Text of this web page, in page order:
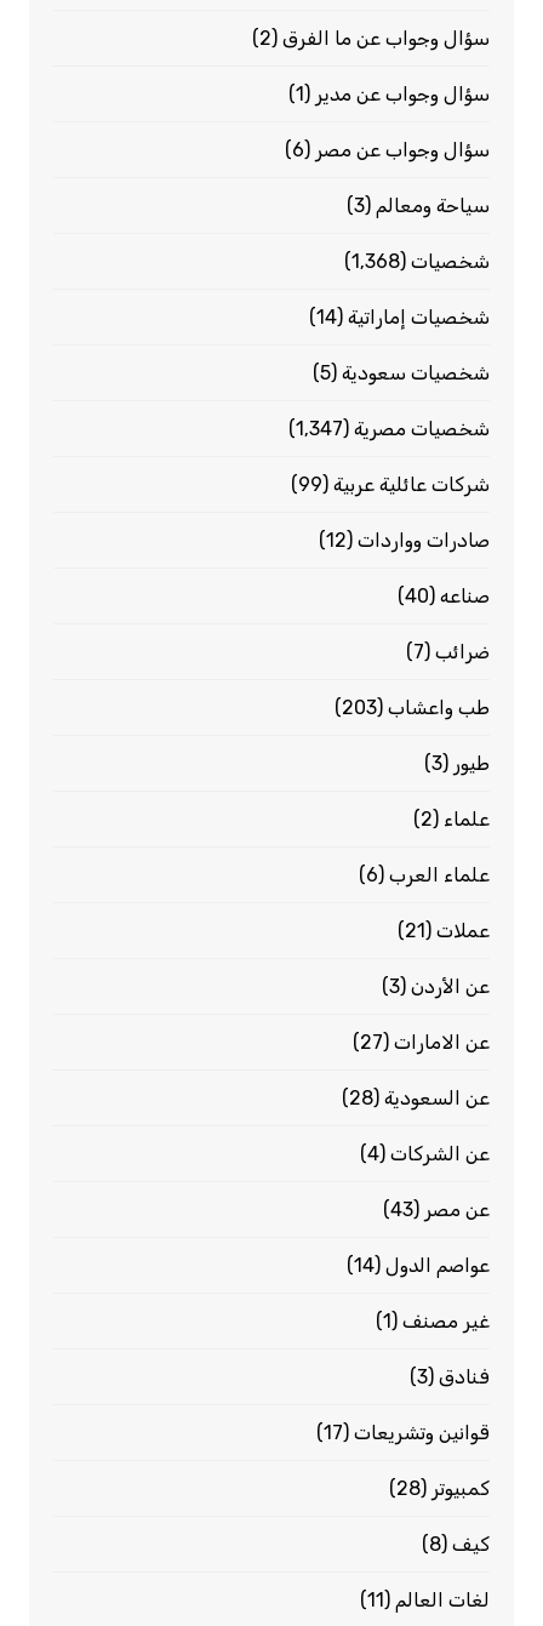
سؤال وجواب عن ما الفرق(2)
سؤال وجواب عن مدير (1)
سؤال وجواب عن مصر (6)
سياحة ومعالم (3)
شخصيات(1٬368)
شخصيات إماراتية(14)
شخصيات سعودية(5)
شخصيات مصرية(1٬347)
شركات عائلية عربية(99)
صادرات وواردات(12)
صناعه(40)
ضرائب(7)
طب واعشاب(203)
طيور (3)
علماء (2)
علماء العرب(6)
عملات(21)
عن الأردن(3)
عن الامارات(27)
عن السعودية(28)
عن الشركات(4)
عن مصر (43)
عواصم الدول(14)
غير مصنف(1)
فنادق(3)
قوانين وتشريعات(17)
كمبيوتر (28)
كيف(8)
لغات العالم (11)